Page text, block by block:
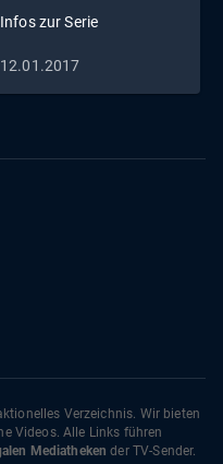
Infos zur Serie
12.01.2017
Verzeichnis. Wir bieten
Videos. Alle Links führen
Mediatheken der TV-Sender.